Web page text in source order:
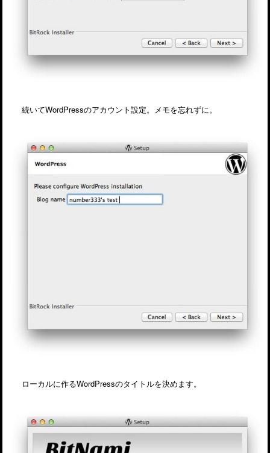
続いてWordPressのアカウント設定。メモを忘れずに。
ローカルに作るWordPressのタイトルを決めます。